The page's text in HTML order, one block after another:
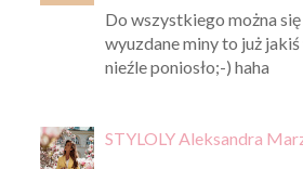
Do wszystkiego można
wyuzdane miny to już
nieźle poniosło;-) haha
STYLOLY Aleksandra